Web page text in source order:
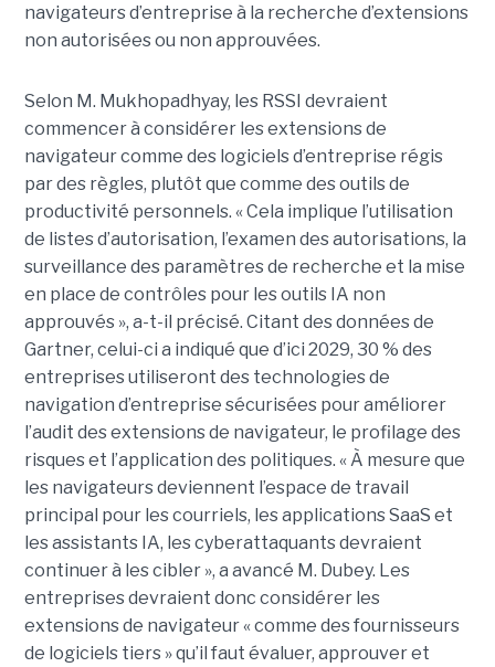
navigateurs d’entreprise à la recherche d’extensions
non autorisées ou non approuvées.
Selon M. Mukhopadhyay, les RSSI devraient
commencer à considérer les extensions de
navigateur comme des logiciels d’entreprise régis
par des règles, plutôt que comme des outils de
productivité personnels. « Cela implique l’utilisation
de listes d’autorisation, l’examen des autorisations, la
surveillance des paramètres de recherche et la mise
en place de contrôles pour les outils IA non
approuvés », a-t-il précisé. Citant des données de
Gartner, celui-ci a indiqué que d’ici 2029, 30 % des
entreprises utiliseront des technologies de
navigation d’entreprise sécurisées pour améliorer
l’audit des extensions de navigateur, le profilage des
risques et l’application des politiques. « À mesure que
les navigateurs deviennent l’espace de travail
principal pour les courriels, les applications SaaS et
les assistants IA, les cyberattaquants devraient
continuer à les cibler », a avancé M. Dubey. Les
entreprises devraient donc considérer les
extensions de navigateur « comme des fournisseurs
de logiciels tiers » qu’il faut évaluer, approuver et